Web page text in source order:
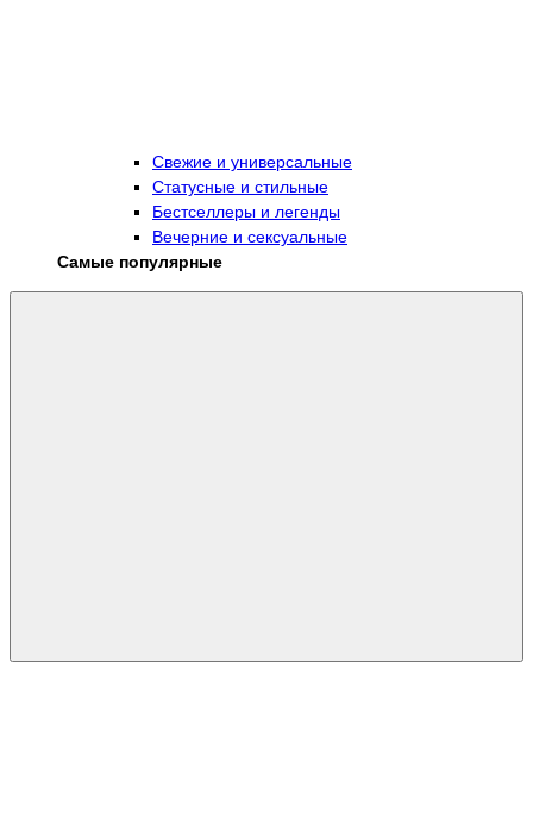
Свежие и универсальные
Статусные и стильные
Бестселлеры и легенды
Вечерние и сексуальные
Самые популярные